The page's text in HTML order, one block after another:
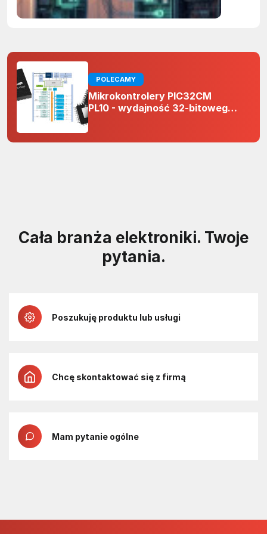
POLECAMY
Mikrokontrolery PIC32CM
PL10 - wydajność 32-bitowego
projektach 5 V
Cała branża elektroniki. Twoje
pytania.
Poszukuję produktu lub usługi
Chcę skontaktować się z firmą
Mam pytanie ogólne